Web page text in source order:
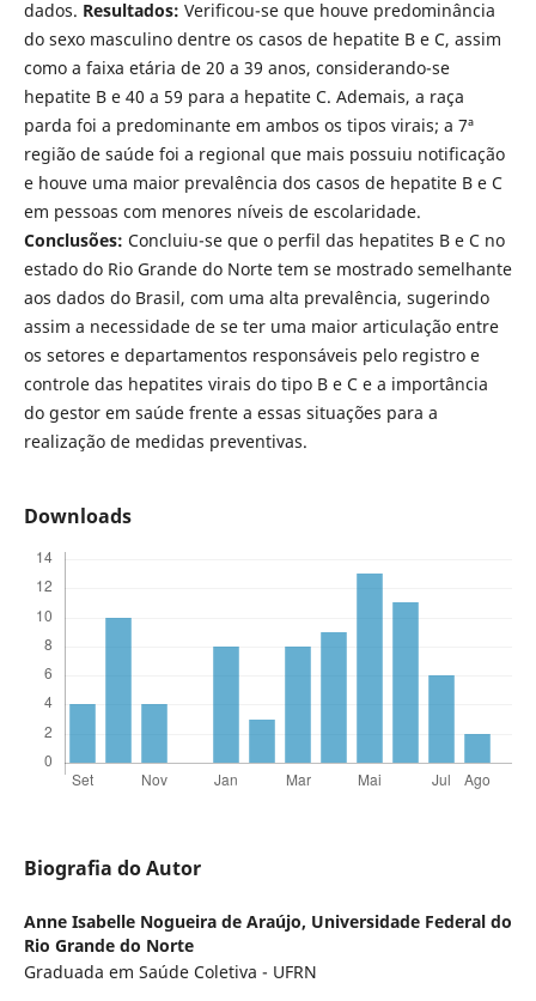
dados. Resultados: Verificou-se que houve predominância
do sexo masculino dentre os casos de hepatite B e C, assim
como a faixa etária de 20 a 39 anos, considerando-se
hepatite B e 40 a 59 para a hepatite C. Ademais, a raça
parda foi a predominante em ambos os tipos virais; a 7ª
região de saúde foi a regional que mais possuiu notificação
e houve uma maior prevalência dos casos de hepatite B e C
em pessoas com menores níveis de escolaridade.
Conclusões: Concluiu-se que o perfil das hepatites B e C no
estado do Rio Grande do Norte tem se mostrado semelhante
aos dados do Brasil, com uma alta prevalência, sugerindo
assim a necessidade de se ter uma maior articulação entre
os setores e departamentos responsáveis pelo registro e
controle das hepatites virais do tipo B e C e a importância
do gestor em saúde frente a essas situações para a
realização de medidas preventivas.
Downloads
Biografia do Autor
Anne Isabelle Nogueira de Araújo, Universidade Federal do
Rio Grande do Norte
Graduada em Saúde Coletiva - UFRN